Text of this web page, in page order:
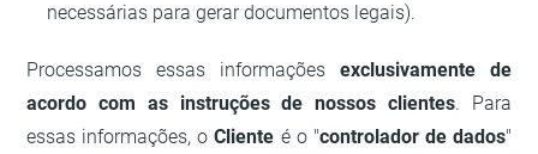
necessárias para gerar documentos legais).
Processamos essas informações exclusivamente de
acordo com as instruções de nossos clientes. Para
essas informações, oCliente é o "controlador de dados"